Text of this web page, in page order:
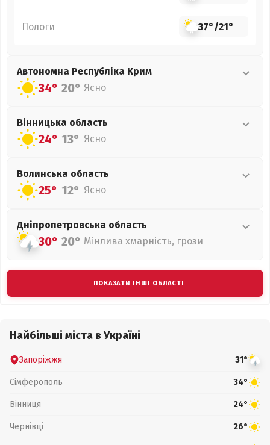
Пологи 37°/21°
Автономна Республіка Крим
34° 20° Ясно
Вінницька область
24° 13° Ясно
Волинська область
25° 12° Ясно
Дніпропетровська область
30° 20° Мінлива хмарність, грози
ПОКАЗАТИ ІНШІ ОБЛАСТІ
Найбільші міста в Україні
Запоріжжя 31°
Сімферополь 34°
Вінниця 24°
Чернівці 26°